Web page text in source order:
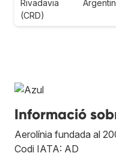
Rivadavia
(CRD)
Informació
Aerolínia fundada al
Codi IATA: AD